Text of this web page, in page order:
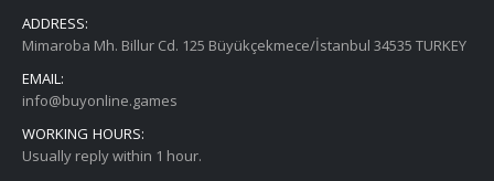
ADDRESS:
Mimaroba Mh. Billur Cd. 125 Büyükçekmece/İstanbul 34535 TURKEY
EMAIL:
info@buyonline.games
WORKING HOURS:
Usually reply within 1 hour.